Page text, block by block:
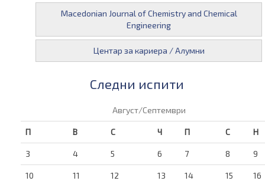
Macedonian Journal of Chemistry and Chemical
Engineering
Центар за кариера / Алумни
Следни испити
Август/Септември
П В С Ч П С Н
3 4 5 6 7 8 9
10 11 12 13 14 15 16